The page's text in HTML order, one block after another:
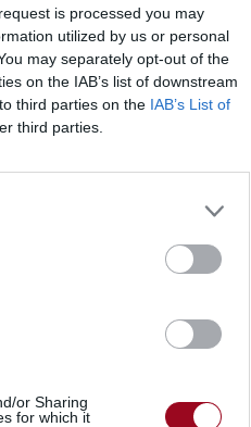
is processed you may
utilized by us or personal
may separately opt-out of the
on the IAB’s list of downstream
third parties on the IAB’s List of
third parties.
or Sharing
for which it